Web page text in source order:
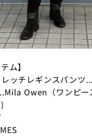
ム】
ッチレギンスパンツ
Owen（ワンピー